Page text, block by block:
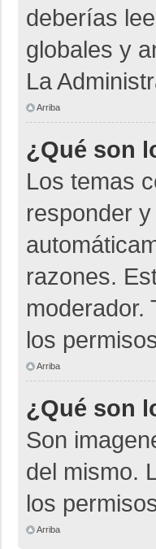
deberías
globales y
La
Arriba
¿Qué son
Los temas
responder
razones.
moderador.
los
Arriba
¿Qué son
Son
del mismo.
los
Arriba